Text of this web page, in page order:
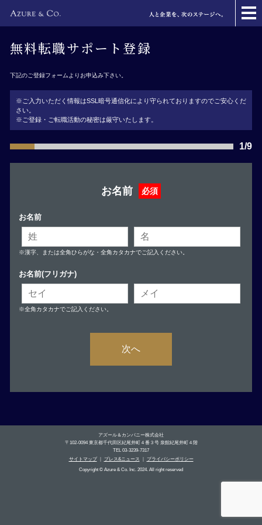
無料転職サポート登録
下記のご登録フォームよりお申込み下さい。
※ご入力いただく情報はSSL暗号通信化により守られておりますのでご安心くだ
さい。
※ご登録・ご転職活動の秘密は厳守いたします。
1/9
お名前 必須
お名前
※漢字、または全角ひらがな・全角カタカナでご記入ください。
お名前(フリガナ)
※全角カタカナでご記入ください。
次へ
アズール＆カンパニー株式会社
〒102-0094 東京都千代田区紀尾井町４番３号 泉館紀尾井町４階
TEL 03-3239-7317
サイトマップ｜ プレス&ニュース
プライバシーポリシー
Copyright © Azure & Co. Inc. 2024. All right reserved